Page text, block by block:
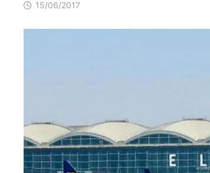
15/06/2017